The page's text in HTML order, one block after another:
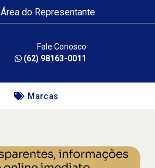
Área do Representante
Fale Conosco
(62) 98163-0011
Marcas